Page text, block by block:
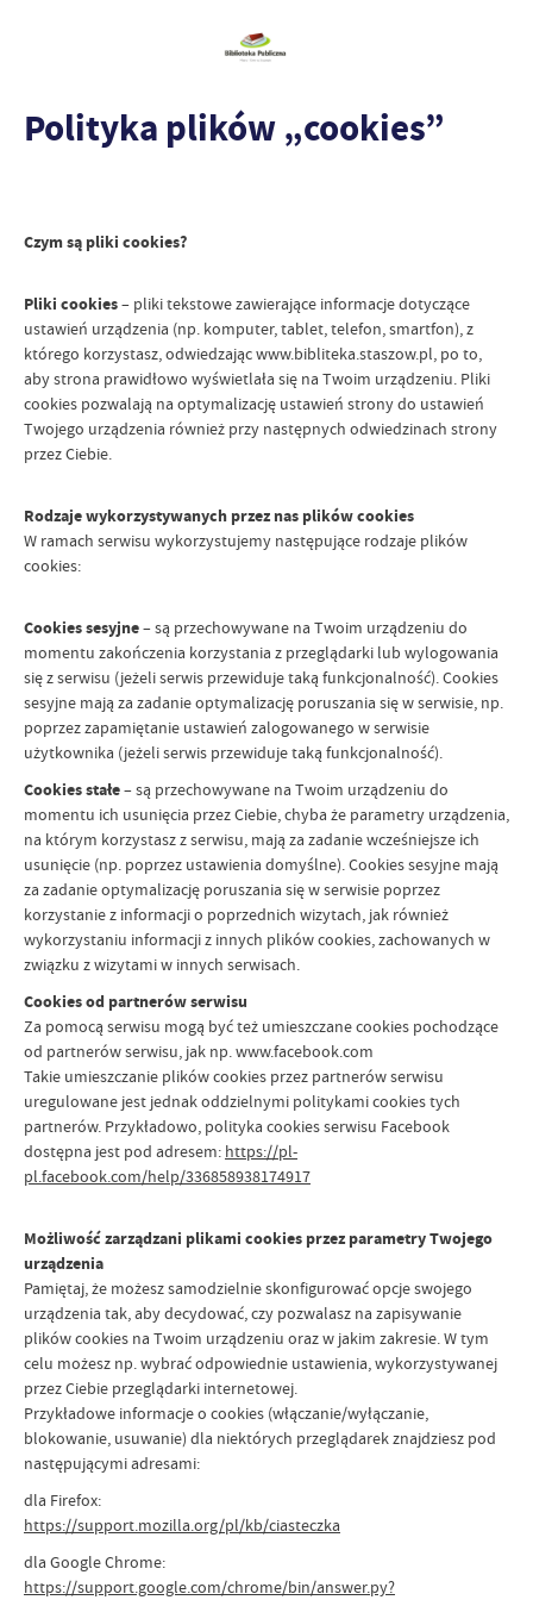
Polityka plików „cookies”
Czym są pliki cookies?
Pliki cookies– pliki tekstowe zawierające informacje dotyczące
ustawień urządzenia (np. komputer, tablet, telefon, smartfon), z
którego korzystasz, odwiedzając www.bibliteka.staszow.pl, po to,
aby strona prawidłowo wyświetlała się na Twoim urządzeniu. Pliki
cookies pozwalają na optymalizację ustawień strony do ustawień
Twojego urządzenia również przy następnych odwiedzinach strony
przez Ciebie.
Rodzaje wykorzystywanych przez nas plików cookies
W ramach serwisu wykorzystujemy następujące rodzaje plików
cookies:
Cookies sesyjne– są przechowywane na Twoim urządzeniu do
momentu zakończenia korzystania z przeglądarki lub wylogowania
się z serwisu (jeżeli serwis przewiduje taką funkcjonalność). Cookies
sesyjne mają za zadanie optymalizację poruszania się w serwisie, np.
poprzez zapamiętanie ustawień zalogowanego w serwisie
użytkownika (jeżeli serwis przewiduje taką funkcjonalność).
Cookies stałe– są przechowywane na Twoim urządzeniu do
momentu ich usunięcia przez Ciebie, chyba że parametry urządzenia,
na którym korzystasz z serwisu, mają za zadanie wcześniejsze ich
usunięcie (np. poprzez ustawienia domyślne). Cookies sesyjne mają
za zadanie optymalizację poruszania się w serwisie poprzez
korzystanie z informacji o poprzednich wizytach, jak również
wykorzystaniu informacji z innych plików cookies, zachowanych w
związku z wizytami w innych serwisach.
Cookies od partnerów serwisu
Za pomocą serwisu mogą być też umieszczane cookies pochodzące
od partnerów serwisu, jak np. www.facebook.com
Takie umieszczanie plików cookies przez partnerów serwisu
uregulowane jest jednak oddzielnymi politykami cookies tych
partnerów. Przykładowo, polityka cookies serwisu Facebook
dostępna jest pod adresem: https://pl-
pl.facebook.com/help/336858938174917
Możliwość zarządzani plikami cookies przez parametry Twojego
urządzenia
Pamiętaj, że możesz samodzielnie skonfigurować opcje swojego
urządzenia tak, aby decydować, czy pozwalasz na zapisywanie
plików cookies na Twoim urządzeniu oraz w jakim zakresie. W tym
celu możesz np. wybrać odpowiednie ustawienia, wykorzystywanej
przez Ciebie przeglądarki internetowej.
Przykładowe informacje o cookies (włączanie/wyłączanie,
blokowanie, usuwanie) dla niektórych przeglądarek znajdziesz pod
następującymi adresami:
dla Firefox:
https://support.mozilla.org/pl/kb/ciasteczka
dla Google Chrome:
https://support.google.com/chrome/bin/answer.py?